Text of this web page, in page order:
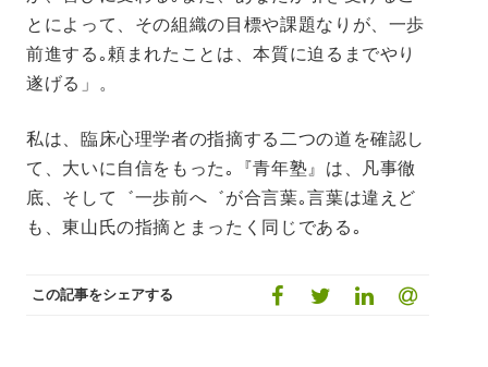
とによって、その組織の目標や課題なりが、一歩
前進する｡頼まれたことは、本質に迫るまでやり
遂げる」。
私は、臨床心理学者の指摘する二つの道を確認し
て、大いに自信をもった｡『青年塾』は、凡事徹
底、そして゛一歩前へ゛が合言葉｡言葉は違えど
も、東山氏の指摘とまったく同じである｡
この記事をシェアする